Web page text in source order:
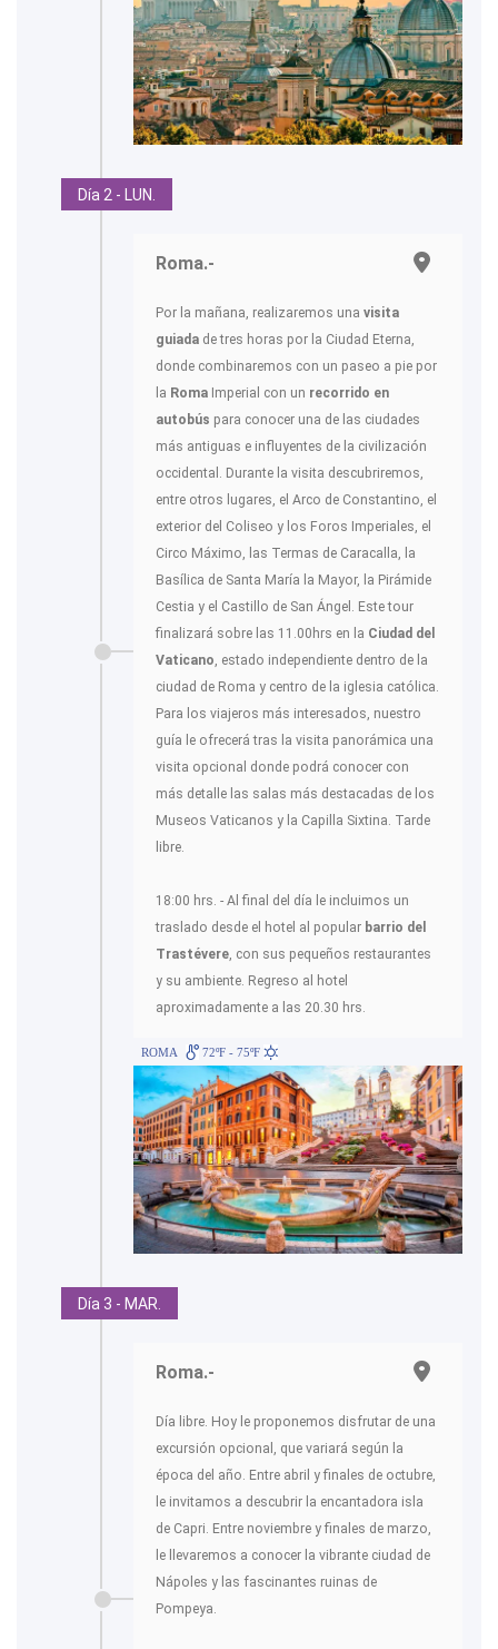
Día 2 - LUN.
Roma.-
Por la mañana, realizaremos una visita
guiada de tres horas por la Ciudad Eterna,
donde combinaremos con un paseo a pie por
la Roma Imperial con un recorrido en
autobús para conocer una de las ciudades
más antiguas e influyentes de la civilización
occidental. Durante la visita descubriremos,
entre otros lugares, el Arco de Constantino, el
exterior del Coliseo y los Foros Imperiales, el
Circo Máximo, las Termas de Caracalla, la
Basílica de Santa María la Mayor, la Pirámide
Cestia y el Castillo de San Ángel. Este tour
finalizará sobre las 11.00hrs en la Ciudad del
Vaticano, estado independiente dentro de la
ciudad de Roma y centro de la iglesia católica.
Para los viajeros más interesados, nuestro
guía le ofrecerá tras la visita panorámica una
visita opcional donde podrá conocer con
más detalle las salas más destacadas de los
Museos Vaticanos y la Capilla Sixtina. Tarde
libre.
18:00 hrs. - Al final del día le incluimos un
traslado desde el hotel al popular barrio del
Trastévere, con sus pequeños restaurantes
y su ambiente. Regreso al hotel
aproximadamente a las 20.30 hrs.
ROMA 72ºF - 75ºF
Día 3 - MAR.
Roma.-
Día libre. Hoy le proponemos disfrutar de una
excursión opcional, que variará según la
época del año. Entre abril y finales de octubre,
le invitamos a descubrir la encantadora isla
de Capri. Entre noviembre y finales de marzo,
le llevaremos a conocer la vibrante ciudad de
Nápoles y las fascinantes ruinas de
Pompeya.